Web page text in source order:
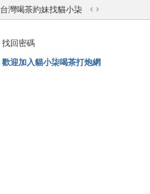
台灣喝茶約妹找貓小柒
切
寬
找回密碼
歡迎加入貓小柒喝茶打炮網